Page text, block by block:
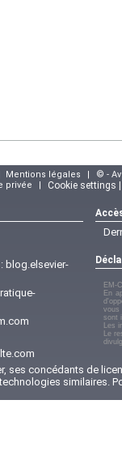
Mentions légales |
© -
privée | Cookie settings
blog.elsevier-
EM-
En
vous
sont
Les
Le
ses concédants de
similaires.